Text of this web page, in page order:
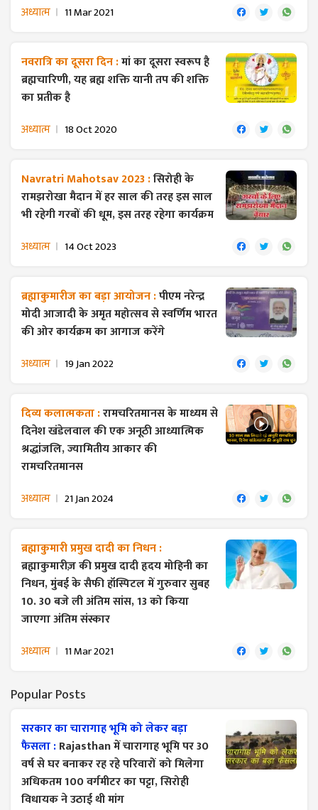
अध्यात्म 11 Mar 2021
नवरात्रि का दूसरा दिन :मां का दूसरा स्वरूप है
ब्रह्मचारिणी, यह ब्रह्म शक्ति यानी तप की शक्ति
का प्रतीक है
अध्यात्म 18 Oct 2020
Navratri Mahotsav 2023 :सिरोही के
रामझरोखा मैदान में हर साल की तरह इस साल
भी रहेगी गरबों की धूम, इस तरह रहेगा कार्यक्रम
अध्यात्म 14 Oct 2023
ब्रह्माकुमारीज का बड़ा आयोजन :पीएम नरेन्द्र
मोदी आजादी के अमृत महोत्सव से स्वर्णिम भारत
की ओर कार्यक्रम का आगाज करेंगे
अध्यात्म 19 Jan 2022
दिव्य कलात्मकता :रामचरितमानस के माध्यम से
दिनेश खंडेलवाल की एक अनूठी आध्यात्मिक
श्रद्धांजलि, ज्यामितीय आकार की
रामचरितमानस
अध्यात्म 21 Jan 2024
ब्रह्माकुमारी प्रमुख दादी का निधन :
ब्रह्माकुमारीज़ की प्रमुख दादी हृदय मोहिनी का
निधन, मुंबई के सैफी हॉस्पिटल में गुरुवार सुबह
10. 30 बजे ली अंतिम सांस​, 13 को किया
जाएगा अंतिम संस्कार
अध्यात्म 11 Mar 2021
Popular Posts
सरकार का चारागाह भूमि को लेकर बड़ा
फैसला :Rajasthan में चारागाह भूमि पर 30
वर्ष से घर बनाकर रह रहे परिवारों को मिलेगा
अधिकतम 100 वर्गमीटर का पट्टा, सिरोही
विधायक ने उठाई थी मांग